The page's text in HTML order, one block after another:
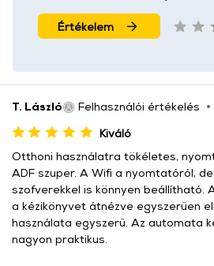
Értékelem
T. László Felhasználói értékelés
Kiváló
Otthoni használatra tökéletes,
ADF szuper. A Wifi a nyomtatóról,
szofverekkel is könnyen beállítható.
a kézikönyvet átnézve egyszerűen
használata egyszerű. Az automata
nagyon praktikus.